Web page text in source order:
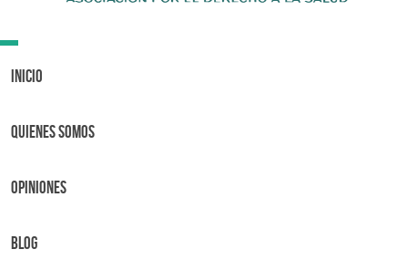
Toggle
Inicio
Quienes Somos
OPINIONES
BLOG